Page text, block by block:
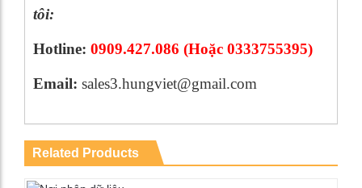
tôi:
Hotline: 0909.427.086 (Hoặc 0333755395)
Email: sales3.hungviet@gmail.com
Related Products